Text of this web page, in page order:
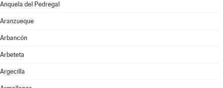
Anquela del Pedregal
Aranzueque
Arbancón
Arbeteta
Argecilla